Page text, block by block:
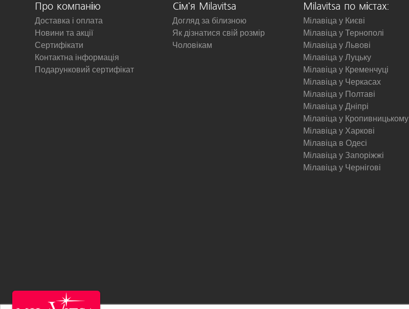
Про компанію
Доставка і оплата
Новини та акції
Сертифікати
Контактна інформація
Подарунковий сертифікат
Сім'я Milavitsa
Догляд за білизною
Як дізнатися свій розмір
Чоловікам
Milavitsa по містах:
Мілавіца у Києві
Мілавіца у Тернополі
Мілавіца у Львові
Мілавіца у Луцьку
Мілавіца у Кременчуці
Мілавіца у Черкасах
Мілавіца у Полтаві
Мілавіца у Дніпрі
Мілавіца у Кропивницькому
Мілавіца у Харкові
Мілавіца в Одесі
Мілавіца у Запоріжжі
Мілавіца у Чернігові